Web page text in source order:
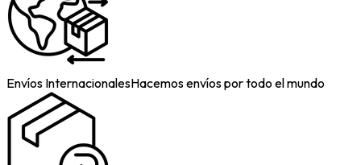
Envíos InternacionalesHacemos envíos por todo el mundo